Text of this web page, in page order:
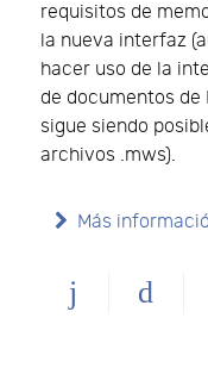
requisitos de
la nueva interfaz
hacer uso de la
de documentos de
sigue siendo
archivos .mws).
Más